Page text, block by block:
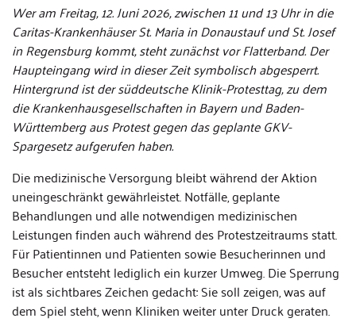
Wer am Freitag, 12. Juni 2026, zwischen 11 und 13 Uhr in die
Caritas-Krankenhäuser St. Maria in Donaustauf und St. Josef
in Regensburg kommt, steht zunächst vor Flatterband. Der
Haupteingang wird in dieser Zeit symbolisch abgesperrt.
Hintergrund ist der süddeutsche Klinik-Protesttag, zu dem
die Krankenhausgesellschaften in Bayern und Baden-
Württemberg aus Protest gegen das geplante GKV-
Spargesetz aufgerufen haben.
Die medizinische Versorgung bleibt während der Aktion
uneingeschränkt gewährleistet. Notfälle, geplante
Behandlungen und alle notwendigen medizinischen
Leistungen finden auch während des Protestzeitraums statt.
Für Patientinnen und Patienten sowie Besucherinnen und
Besucher entsteht lediglich ein kurzer Umweg. Die Sperrung
ist als sichtbares Zeichen gedacht: Sie soll zeigen, was auf
dem Spiel steht, wenn Kliniken weiter unter Druck geraten.